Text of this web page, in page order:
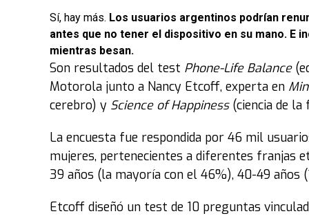
Sí, hay más. Los usuarios argentinos podrían
antes que no tener el dispositivo en su mano. E
mientras besan.
Son resultados del test Phone-Life Balance
Motorola junto a Nancy Etcoff, experta en
cerebro) y Science of Happiness(ciencia de la
La encuesta fue respondida por 46 mil
mujeres, pertenecientes a diferentes franjas
39 años (la mayoría con el 46%), 40-49 años
Etcoff diseñó un test de 10 preguntas